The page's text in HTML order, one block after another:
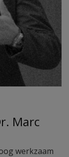
Marc
werkzaam